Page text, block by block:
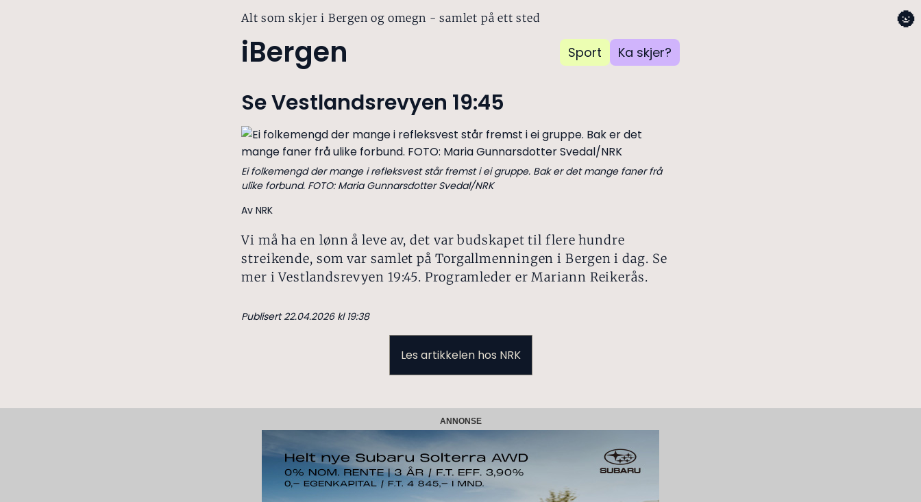
Alt som skjer i Bergen og omegn - samlet på ett sted
iBergen Sport Ka skjer?
🌚
Se Vestlandsrevyen 19:45
Ei folkemengd der mange i refleksvest står fremst i ei gruppe. Bak er det mange faner frå
ulike forbund. FOTO: Maria Gunnarsdotter Svedal/NRK
Av NRK
Vi må ha en lønn å leve av, det var budskapet til flere hundre
streikende, som var samlet på Torgallmenningen i Bergen i dag. Se
mer i Vestlandsrevyen 19:45. Programleder er Mariann Reikerås.
Publisert 22.04.2026 kl 19:38
Les artikkelen hos NRK
ANNONSE